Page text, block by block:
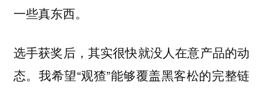
一些真东西。
选手获奖后，其实很快就没人在意产品的动
态。我希望“观猹”能够覆盖黑客松的完整链